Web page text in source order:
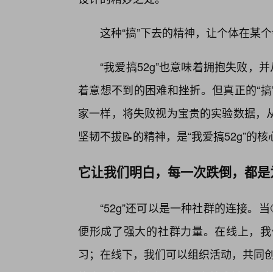
这种“搞”下去的精神，让个体在某
“我爱搞52g”也意味着拥抱失败，
着意想不到的困难和挫折。但真正的“
家一样，将失败视为宝贵的实验数据
坚韧不拔📝的精神，是“我爱搞52g”的
它让我们明白，每一次跌倒，都
“52g”还可以是一种社群的连接。
便形成了强大的社群力量。在线上，
习；在线下，我们可以组织活动，共同